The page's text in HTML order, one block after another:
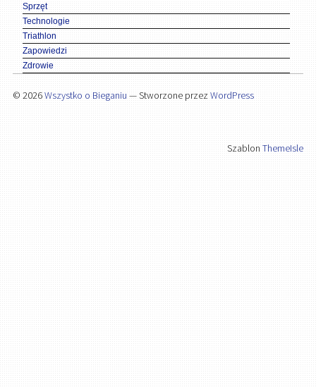
Sprzęt
Technologie
Triathlon
Zapowiedzi
Zdrowie
© 2026Wszystko o Bieganiu — Stworzone przezWordPress
SzablonThemeIsle